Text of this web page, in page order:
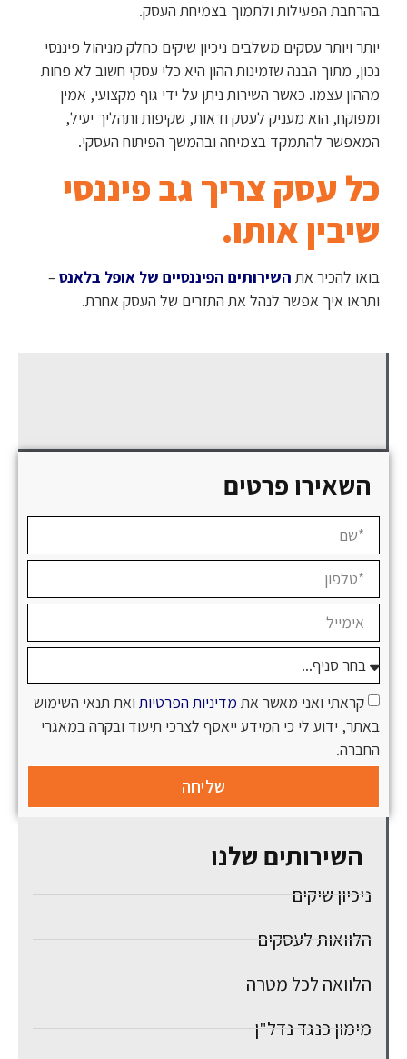
בהרחבת הפעילות ולתמוך בצמיחת העסק.
יותר ויותר עסקים משלבים ניכיון שיקים כחלק מניהול פיננסי
נכון, מתוך הבנה שזמינות ההון היא כלי עסקי חשוב לא פחות
מההון עצמו. כאשר השירות ניתן על ידי גוף מקצועי, אמין
ומפוקח, הוא מעניק לעסק ודאות, שקיפות ותהליך יעיל,
המאפשר להתמקד בצמיחה ובהמשך הפיתוח העסקי.
כל עסק צריך גב פיננסי
שיבין אותו.
בואו להכיר את השירותים הפיננסיים של אופל בלאנס–
ותראו איך אפשר לנהל את התזרים של העסק אחרת.
השאירו פרטים
קראתי ואני מאשר את מדיניות הפרטיות ואת תנאי השימוש
באתר, ידוע לי כי המידע ייאסף לצרכי תיעוד ובקרה במאגרי
החברה.
שליחה
השירותים שלנו
ניכיון שיקים
הלוואות לעסקים
הלוואה לכל מטרה
מימון כנגד נדל"ן